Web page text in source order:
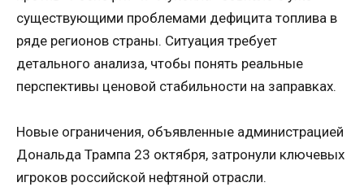
существующими проблемами дефицита топлива в
ряде регионов страны. Ситуация требует
детального анализа, чтобы понять реальные
перспективы ценовой стабильности на заправках.
Новые ограничения, объявленные администрацией
Дональда Трампа 23 октября, затронули ключевых
игроков российской нефтяной отрасли.